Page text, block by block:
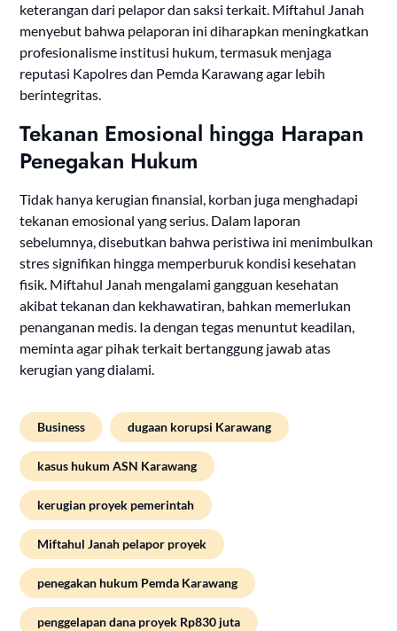
keterangan dari pelapor dan saksi terkait. Miftahul Janah
menyebut bahwa pelaporan ini diharapkan meningkatkan
profesionalisme institusi hukum, termasuk menjaga
reputasi Kapolres dan Pemda Karawang agar lebih
berintegritas.
Tekanan Emosional hingga Harapan
Penegakan Hukum
Tidak hanya kerugian finansial, korban juga menghadapi
tekanan emosional yang serius. Dalam laporan
sebelumnya, disebutkan bahwa peristiwa ini menimbulkan
stres signifikan hingga memperburuk kondisi kesehatan
fisik. Miftahul Janah mengalami gangguan kesehatan
akibat tekanan dan kekhawatiran, bahkan memerlukan
penanganan medis. Ia dengan tegas menuntut keadilan,
meminta agar pihak terkait bertanggung jawab atas
kerugian yang dialami.
Business dugaan korupsi Karawang
kasus hukum ASN Karawang
kerugian proyek pemerintah
Miftahul Janah pelapor proyek
penegakan hukum Pemda Karawang
penggelapan dana proyek Rp830 juta